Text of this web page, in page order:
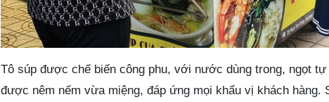
Tô súp được chế biến công phu, với nước dùng trong, ngọt tự
được nêm nếm vừa miệng, đáp ứng mọi khẩu vị khách